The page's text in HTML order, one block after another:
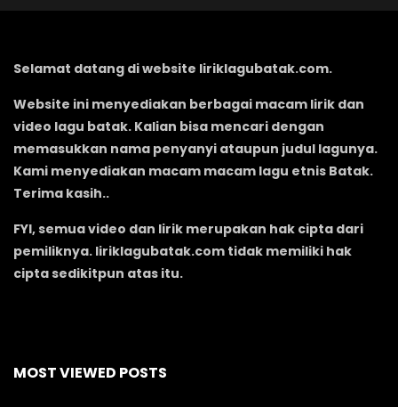
Selamat datang di website liriklagubatak.com.
Website ini menyediakan berbagai macam lirik dan
video lagu batak. Kalian bisa mencari dengan
memasukkan nama penyanyi ataupun judul lagunya.
Kami menyediakan macam macam lagu etnis Batak.
Terima kasih..
FYI, semua video dan lirik merupakan hak cipta dari
pemiliknya. liriklagubatak.com tidak memiliki hak
cipta sedikitpun atas itu.
MOST VIEWED POSTS